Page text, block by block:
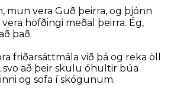
mun vera Guð þeirra, og þjónn
höfðingi meðal þeirra. Ég,
það.
friðarsáttmála við þá og reka öll
að þeir skulu óhultir búa
og sofa í skógunum.